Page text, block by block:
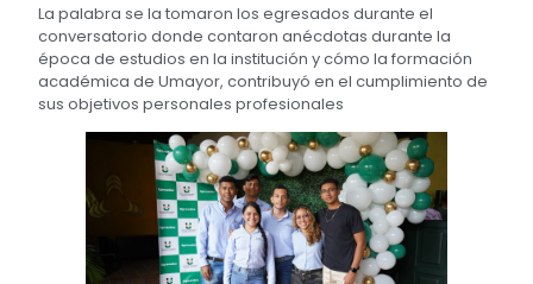
La palabra se la tomaron los egresados durante el
conversatorio donde contaron anécdotas durante la
época de estudios en la institución y cómo la formación
académica de Umayor, contribuyó en el cumplimiento de
sus objetivos personales profesionales